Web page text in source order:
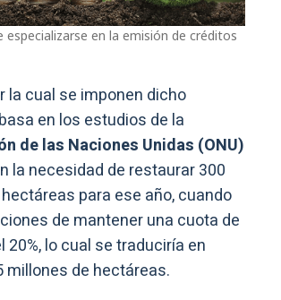
especializarse en la emisión de créditos
la cual se imponen dicho
en los estudios de la
de las Naciones Unidas (ONU)
la necesidad de restaurar 300
para ese año, cuando
de mantener una cuota de
20%, lo cual se traduciría en
millones de hectáreas.